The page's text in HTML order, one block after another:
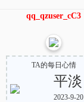
qq_qzuser_cC3
TA的每日心情
平淡
2023-9-20